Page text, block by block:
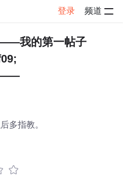
登录 频道
详情
的第一帖子
多指教。